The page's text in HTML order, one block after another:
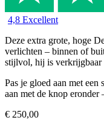
4,8 Excellent
Deze extra grote, hoge
verlichten – binnen of
stijlvol, hij is verkrijgbaar
Pas je gloed aan met
aan met de knop eronder
€ 250,00